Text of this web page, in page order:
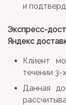
и
Экспресс-
Яндекс
Клиент
течении 3-
Данная